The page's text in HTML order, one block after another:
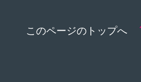
このページのトップへ